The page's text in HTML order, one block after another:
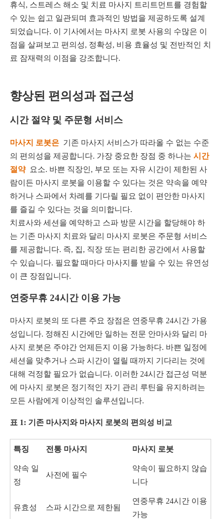
휴식, 스트레스 해소 및 치료 마사지 트리트먼트를 경험할
수 있는 쉽고 일관되며 효과적인 방법을 제공하도록 설계
되었습니다. 이 기사에서는 마사지 로봇 사용의 수많은 이
점을 살펴보고 편의성, 정확성, 비용 효율성 및 전반적인 치
료 잠재력의 이점을 강조합니다.
향상된 편의성과 접근성
시간 절약 및 주문형 서비스
마사지 로봇은 기존 마사지 서비스가 따라올 수 없는 수준
의 편의성을 제공합니다. 가장 중요한 장점 중 하나는 시간
절약 요소. 바쁜 직장인, 부모 또는 자유 시간이 제한된 사
람이든 마사지 로봇을 이용할 수 있다는 것은 약속을 예약
하거나 스파에서 차례를 기다릴 필요 없이 편안한 마사지
를 즐길 수 있다는 것을 의미합니다.
치료사와 세션을 예약하고 스파 방문 시간을 할당해야 하
는 기존 마사지 치료와 달리 마사지 로봇은 주문형 서비스
를 제공합니다. 즉, 집, 직장 또는 편리한 공간에서 사용할
수 있습니다. 필요할 때마다 마사지를 받을 수 있는 유연성
이 큰 장점입니다.
연중무휴 24시간 이용 가능
마사지 로봇의 또 다른 주요 장점은 연중무휴 24시간 가용
성입니다. 정해진 시간에만 일하는 전문 안마사와 달리 마
사지 로봇은 주야간 언제든지 이용 가능하다. 바쁜 일정에
세션을 맞추거나 스파 시간이 열릴 때까지 기다리는 것에
대해 걱정할 필요가 없습니다. 이러한 24시간 접근성 덕분
에 마사지 로봇은 정기적인 자기 관리 루틴을 유지하려는
모든 사람에게 이상적인 솔루션입니다.
표 1: 기존 마사지와 마사지 로봇의 편의성 비교
특징 전통 마사지 마사지 로봇
약속 일
정
사전에 필수
약속이 필요하지 않습
니다
유효성 스파 시간으로 제한됨
연중무휴 24시간 이용
가능